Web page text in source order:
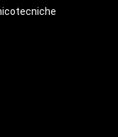
per ricostruzione unghie